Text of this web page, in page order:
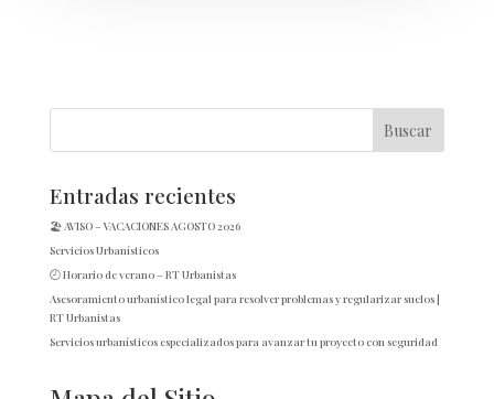
Entradas recientes
🏖️ AVISO – VACACIONES AGOSTO 2026
Servicios Urbanísticos
🕘 Horario de verano – RT Urbanistas
Asesoramiento urbanístico legal para resolver problemas y regularizar suelos |
RT Urbanistas
Servicios urbanísticos especializados para avanzar tu proyecto con seguridad